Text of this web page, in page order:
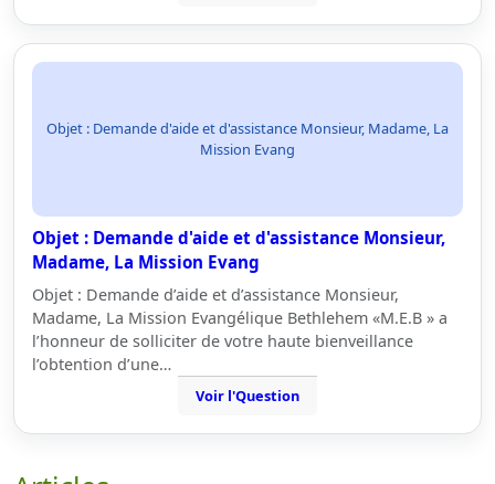
Objet : Demande d'aide et d'assistance Monsieur, Madame, La
Mission Evang
Objet : Demande d'aide et d'assistance Monsieur,
Madame, La Mission Evang
Objet : Demande d’aide et d’assistance Monsieur,
Madame, La Mission Evangélique Bethlehem «M.E.B » a
l’honneur de solliciter de votre haute bienveillance
l’obtention d’une…
Voir l'Question